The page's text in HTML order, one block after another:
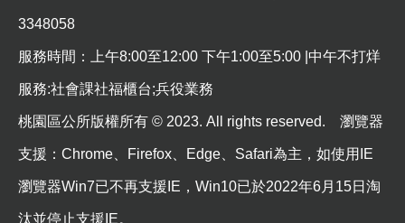
3348058
服務時間：上午8:00至12:00 下午1:00至5:00 |中午不打烊
服務:社會課社福櫃台;兵役業務
桃園區公所版權所有 © 2023. All rights reserved. 瀏覽器
支援：Chrome、Firefox、Edge、Safari為主，如使用IE
瀏覽器Win7已不再支援IE，Win10已於2022年6月15日淘
汰並停止支援IE。